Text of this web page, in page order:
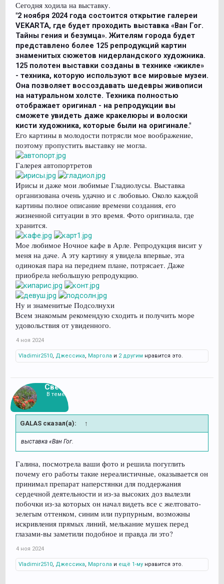
Сегодня ходила на выставку.
"2 ноября 2024 года состоится открытие галереи
VEKARTA, где будет проходить выставка «Ван Гог.
Тайны гения и безумца». Жителям города будет
представлено более 125 репродукций картин
знаменитых сюжетов нидерландского художника.
125 полотен выставки созданы в технике «жикле»
- техника, которую используют все мировые музеи.
Она позволяет воссоздавать шедевры живописи
на натуральном холсте. Техника полностью
отображает оригинал - на репродукции вы
сможете увидеть даже кракелюры и волоски
кисти художника, которые были на оригинале."
Его картины в молодости потрясли мое воображение,
поэтому пропустить выставку не могла.
Галерея автопортретов
Ирисы и даже мои любимые Гладиолусы. Выставка
организована очень удачно и с любовью. Около каждой
картины полное описание времени создания, его
жизненной ситуации в это время. Фото оригинала, где
хранится.
Мое любимое Ночное кафе в Арле. Репродукция висит у
меня на даче. А эту картину я увидела впервые, эта
одинокая пара на переднем плане, потрясает. Даже
приобрела небольшую репродукцию.
Ну и знаменитые Подсолнухи
Всем знакомым рекомендую сходить и получить море
удовольствия от увиденного.
4 ноя 2024
Vladimir2510, Джессика, Маргола и 2 другим нравится это.
Света
В теме
GALAS сказал(а): ↑
выставка «Ван Гог.
Галина, посмотрела ваши фото и решила погуглить
почему его работы такие нереалистичные, оказывается он
принимал препарат наперстянки для поддержания
сердечной деятельности и из-за высоких доз вылезли
побочки из-за которых он начал видеть все с желтовато-
зелегым оттенком, синим или пурпурным, возможны
искривления прямых линий, мелькание мушек перед
глазами-вы заметили подобное и правда ли это?
4 ноя 2024
Vladimir2510, Джессика, Маргола и ещё 1-му нравится это.